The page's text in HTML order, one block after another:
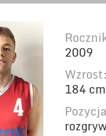
2009
Wzrost:
184 cm